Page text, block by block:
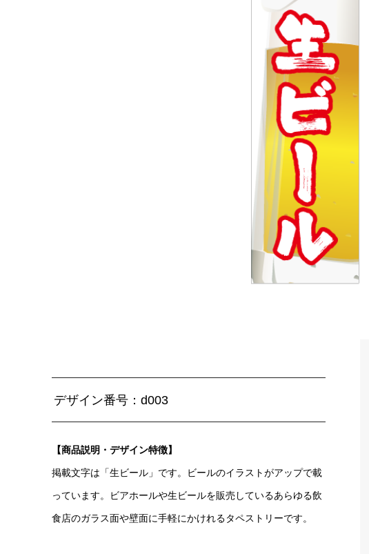
デザイン番号：d003
【商品説明・デザイン特徴】
掲載文字は「生ビール」です。ビールのイラストがアップで載
っています。ビアホールや生ビールを販売しているあらゆる飲
食店のガラス面や壁面に手軽にかけれるタペストリーです。